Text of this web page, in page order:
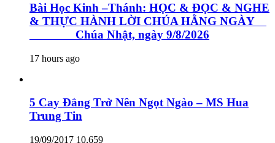
Bài Học Kinh –Thánh: HỌC & ĐỌC & NGHE
& THỰC HÀNH LỜI CHÚA HẰNG NGÀY
Chúa Nhật, ngày 9/8/2026
17 hours ago
5 Cay Đắng Trở Nên Ngọt Ngào – MS Hua
Trung Tin
19/09/2017 10,659